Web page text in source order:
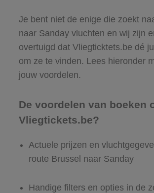
Je bent niet de enige die zoekt
naar Sanday vluchten en wij zijn
overtuigd dat Vliegticktets.be dé
om ze te vinden. Lees hieronder
jouw voordelen.
De voordelen van boeken
Vliegtickets.be?
Actuele prijzen en
route Brussel naar Sanday
Handige filters en opties in de